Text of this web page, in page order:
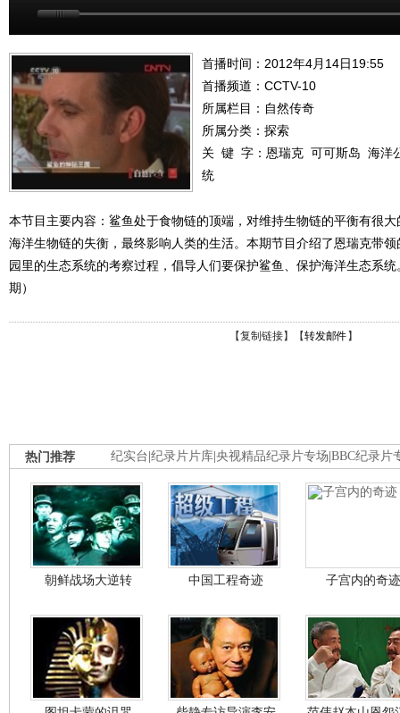
首播时间：2012年4月14日19:55
首播频道： CCTV-10
所属栏目： 自然传奇
所属分类：探索
关 键 字： 恩瑞克 可可斯岛 海洋
统
本节目主要内容：鲨鱼处于食物链的顶端，对维持生物链的平衡有很
海洋生物链的失衡，最终影响人类的生活。本期节目介绍了恩瑞克带
园里的生态系统的考察过程，倡导人们要保护鲨鱼、保护海洋生态系
期）
【复制链接】【转发邮件 】
纪实台 纪录片片库 央视精品纪录片专场 BBC纪录片
热门推荐
朝鲜战场大逆转 中国工程奇迹 子宫内的奇迹